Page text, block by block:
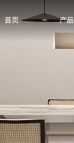
首页 产品